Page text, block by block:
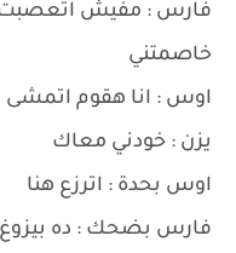
فارس : مفيش اتعصبت
خاصمتني
اوس : انا هقوم
يزن : خودني معاك
اوس بحدة : اترزع هنا
فارس بضحك : ده بيزوغ